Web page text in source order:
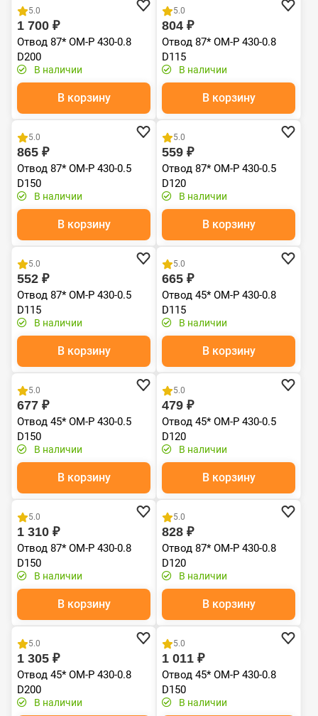
5.0
1 700 ₽
Отвод 87* ОМ-Р 430-0.8
D200
В наличии
В корзину
5.0
804 ₽
Отвод 87* ОМ-Р 430-0.8
D115
В наличии
В корзину
Хит продаж
5.0
865 ₽
Отвод 87* ОМ-Р 430-0.5
D150
В наличии
В корзину
Хит продаж
5.0
559 ₽
Отвод 87* ОМ-Р 430-0.5
D120
В наличии
В корзину
Хит продаж
5.0
552 ₽
Отвод 87* ОМ-Р 430-0.5
D115
В наличии
В корзину
Хит продаж
5.0
665 ₽
Отвод 45* ОМ-Р 430-0.8
D115
В наличии
В корзину
Хит продаж
5.0
677 ₽
Отвод 45* ОМ-Р 430-0.5
D150
В наличии
В корзину
Хит продаж
5.0
479 ₽
Отвод 45* ОМ-Р 430-0.5
D120
В наличии
В корзину
Хит продаж
5.0
1 310 ₽
Отвод 87* ОМ-Р 430-0.8
D150
В наличии
В корзину
Хит продаж
5.0
828 ₽
Отвод 87* ОМ-Р 430-0.8
D120
В наличии
В корзину
Хит продаж
5.0
1 305 ₽
Отвод 45* ОМ-Р 430-0.8
D200
В наличии
Хит продаж
5.0
1 011 ₽
Отвод 45* ОМ-Р 430-0.8
D150
В наличии